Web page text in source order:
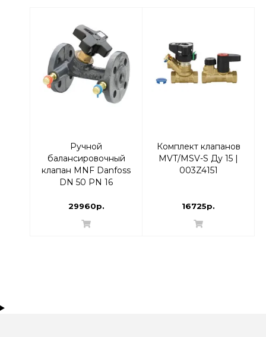
Ручной
балансировочный
клапан MNF Danfoss
DN 50 PN 16
29960р.
Комплект клапанов
MVT/MSV-S Ду 15 |
003Z4151
16725р.